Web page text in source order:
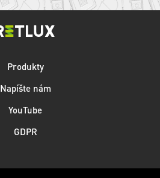
Produkty
Napíšte nám
YouTube
GDPR